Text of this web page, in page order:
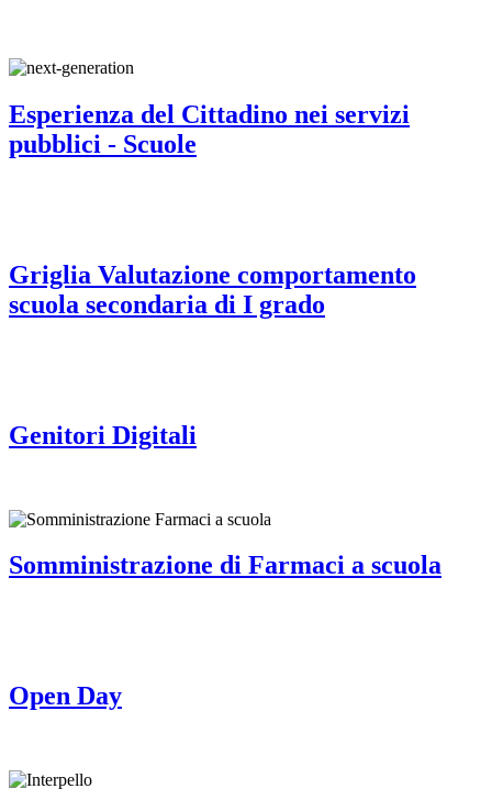
Esperienza del Cittadino nei servizi
pubblici - Scuole
Griglia Valutazione comportamento
scuola secondaria di I grado
Genitori Digitali
Somministrazione di Farmaci a scuola
Open Day